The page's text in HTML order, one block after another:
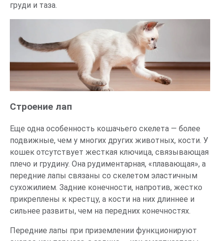
груди и таза.
Строение лап
Еще одна особенность кошачьего скелета — более
подвижные, чем у многих других животных, кости. У
кошек отсутствует жесткая ключица, связывающая
плечо и грудину. Она рудиментарная, «плавающая», а
передние лапы связаны со скелетом эластичным
сухожилием. Задние конечности, напротив, жестко
прикреплены к крестцу, а кости на них длиннее и
сильнее развиты, чем на передних конечностях.
Передние лапы при приземлении функционируют